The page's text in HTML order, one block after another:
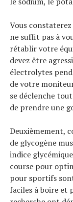
Vous
ne suffit pas à
rétablir votre
devez être
électrolytes
de votre
se déclenche
de prendre une
Deuxièmement,
de glycogène
indice
course pour
pour sportifs
faciles à boire et